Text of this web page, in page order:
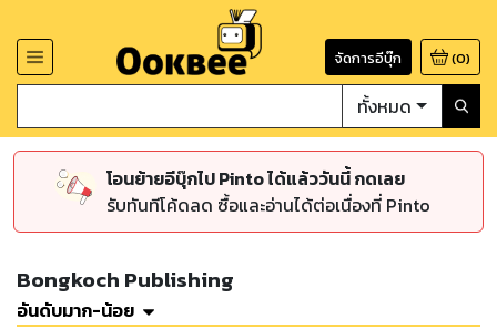
จัดการอีบุ๊ก (0)
ทั้งหมด
โอนย้ายอีบุ๊กไป Pinto ได้แล้ววันนี้ กดเลย
รับทันทีโค้ดลด ซื้อและอ่านได้ต่อเนื่องที่ Pinto
Bongkoch Publishing
อันดับมาก-น้อย